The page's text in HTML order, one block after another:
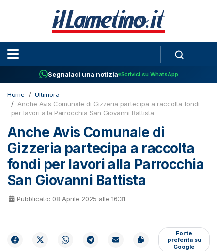
Segnalaci una notizia Scrivici su WhatsApp
Home
Ultimora
Anche Avis Comunale di Gizzeria partecipa a raccolta fondi
per lavori alla Parrocchia San Giovanni Battista
Anche Avis Comunale di
Gizzeria partecipa a raccolta
fondi per lavori alla Parrocchia
San Giovanni Battista
Pubblicato: 08 Aprile 2025 alle 16:31
Fonte
preferita su
Google